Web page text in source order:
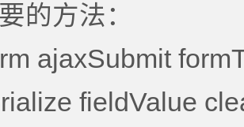
的方法：
ajaxSubmit
fieldValue